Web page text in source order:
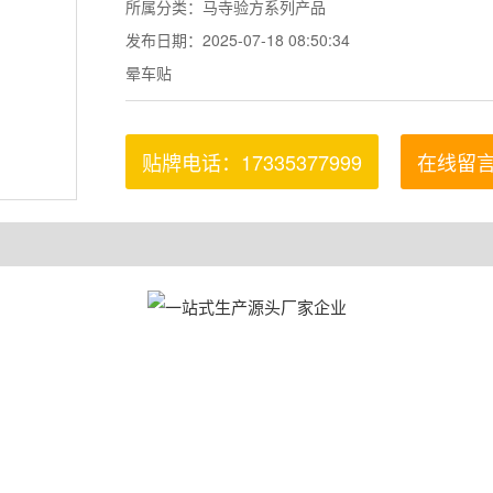
所属分类：马寺验方系列产品
发布日期：2025-07-18 08:50:34
晕车贴
贴牌电话：17335377999 在线留